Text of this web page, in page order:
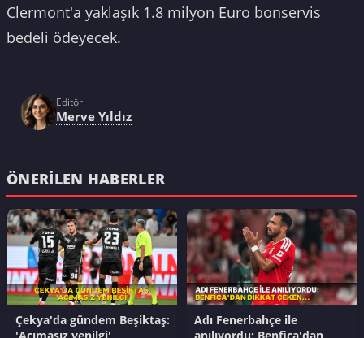
Clermont'a yaklaşık 1.8 milyon Euro bonservis
bedeli ödeyecek.
Editör
Merve Yıldız
ÖNERILEN HABERLER
Çekya'da gündem Beşiktaş:
Adı Fenerbahçe ile